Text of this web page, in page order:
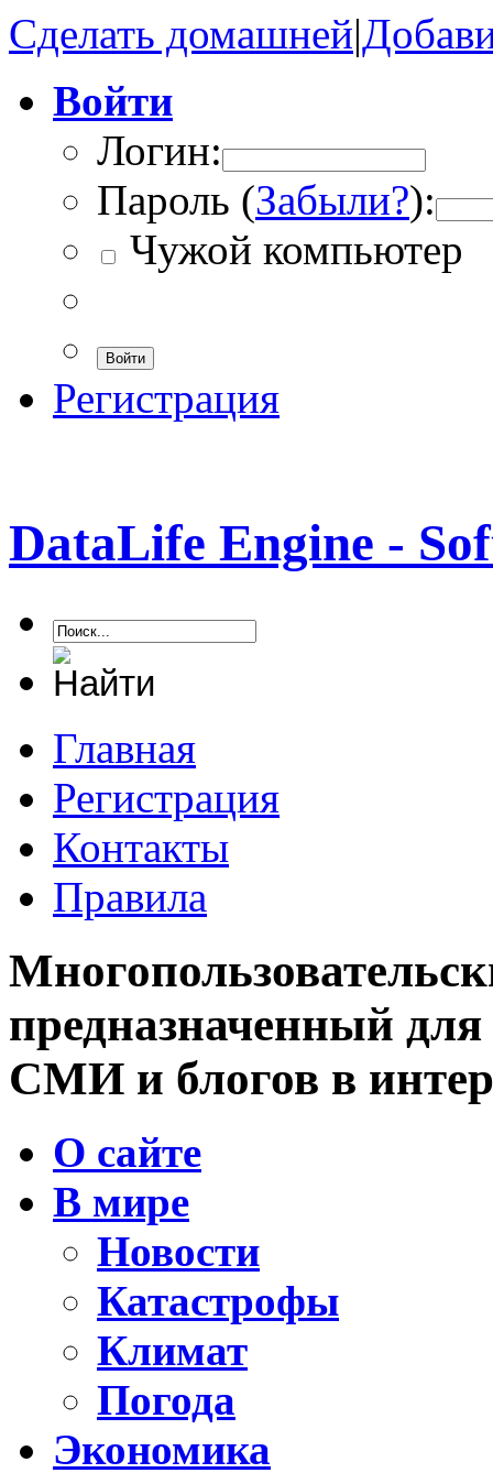
Сделать домашней|
Войти
Логин:
Пароль (Забыли?):
Чужой компьютер
Войти
Регистрация
DataLife Engine -
Главная
Регистрация
Контакты
Правила
предназначенный
СМИ и блогов в
О сайте
В мире
Новости
Катастрофы
Климат
Погода
Экономика